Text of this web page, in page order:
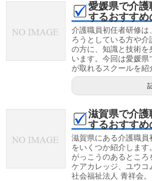
愛媛県で介
するおすすめ
介護職員初任者研修は
ろうとしている方や介
の方に、知識と技術を
います。今回は愛媛
が取れるスクールを紹
滋賀県で介
するおすすめ
滋賀県にある介護職員
をいくつか紹介します
がっこうのあるとこ
ケアカレッジ、ユウコ
社会福祉法人 青祥会。